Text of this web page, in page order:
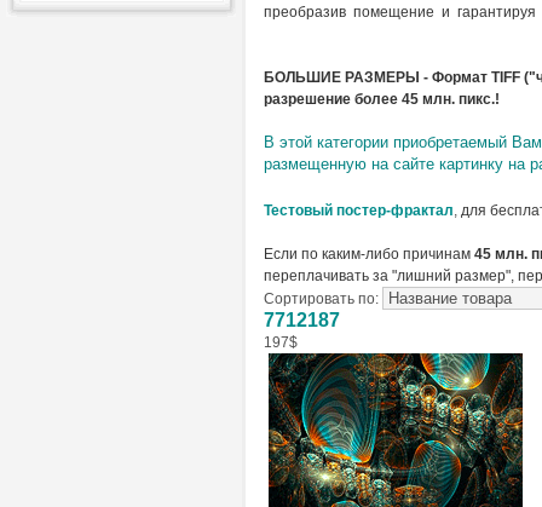
преобразив помещение и
БОЛЬШИЕ РАЗМЕРЫ - Формат TIFF
разрешение более 45 млн. пикс.!
В этой категории приобретаемый
размещенную на сайте картинку на
Тестовый постер-фрактал, для
Если по каким-либо причинам 45 млн.
переплачивать за "лишний размер",
Сортировать по:
7712187
197$